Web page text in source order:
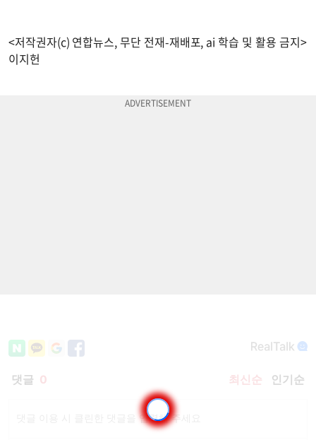
<저작권자(c) 연합뉴스, 무단 전재-재배포, ai 학습 및 활용 금지>
이지헌